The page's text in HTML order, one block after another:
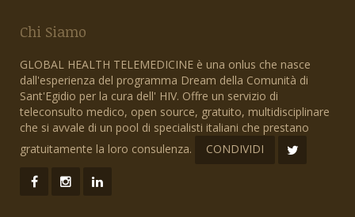
Chi Siamo
GLOBAL HEALTH TELEMEDICINE è una onlus che nasce
dall'esperienza del programma Dream della Comunità di
Sant'Egidio per la cura dell' HIV. Offre un servizio di
teleconsulto medico, open source, gratuito, multidisciplinare
che si avvale di un pool di specialisti italiani che prestano
gratuitamente la loro consulenza.
CONDIVIDI